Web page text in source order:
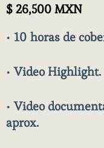
$ 26,500 MXN
• 10 horas de
•Video Highlight.
•Video
aprox.